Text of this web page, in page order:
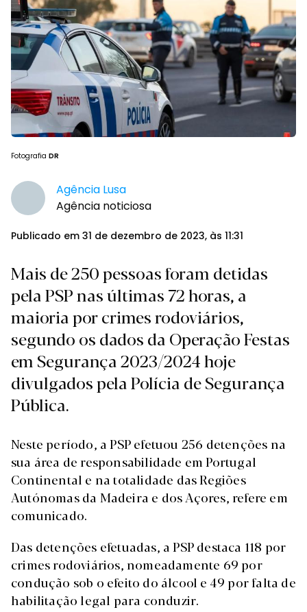
Fotografia DR
Agência Lusa
Agência noticiosa
Publicado em 31 de dezembro de 2023, às 11:31
Mais de 250 pessoas foram detidas
pela PSP nas últimas 72 horas, a
maioria por crimes rodoviários,
segundo os dados da Operação Festas
em Segurança 2023/2024 hoje
divulgados pela Polícia de Segurança
Pública.
Neste período, a PSP efetuou 256 detenções na
sua área de responsabilidade em Portugal
Continental e na totalidade das Regiões
Autónomas da Madeira e dos Açores, refere em
comunicado.
Das detenções efetuadas, a PSP destaca 118 por
crimes rodoviários, nomeadamente 69 por
condução sob o efeito do álcool e 49 por falta de
habilitação legal para conduzir.